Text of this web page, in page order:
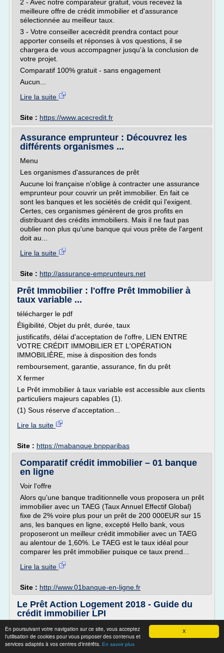
X
En poursuivant votre navigation sur ce site, vous acceptez
l'utilisation de cookies pour vous proposer des contenus et
services adaptés à vos centres d'intérêts. En savoir plus
2 - Avec notre comparateur gratuit, vous recevez la
meilleure offre de crédit immobilier et d'assurance
sélectionnée au meilleur taux.
3 - Votre conseiller acecrédit prendra contact pour
apporter conseils et réponses à vos questions, il se
chargera de vous accompagner jusqu'à la conclusion de
votre projet.
Comparatif 100% gratuit - sans engagement
Aucun...
Lire la suite
Site : https://www.acecredit.fr
Assurance emprunteur : Découvrez les
différents organismes ...
Menu
Les organismes d'assurances de prêt
Aucune loi française n'oblige à contracter une assurance
emprunteur pour couvrir un prêt immobilier. En fait ce
sont les banques et les sociétés de crédit qui l'exigent.
Certes, ces organismes génèrent de gros profits en
distribuant des crédits immobiliers. Mais il ne faut pas
oublier non plus qu'une banque qui vous prête de l'argent
doit au...
Lire la suite
Site : http://assurance-emprunteurs.net
Prêt Immobilier : l'offre Prêt Immobilier à
taux variable ...
télécharger le pdf
Éligibilité, Objet du prêt, durée, taux
justificatifs, délai d'acceptation de l'offre, LIEN ENTRE
VOTRE CRÉDIT IMMOBILIER ET L'OPÉRATION
IMMOBILIÈRE, mise à disposition des fonds
remboursement, garantie, assurance, fin du prêt
X fermer
Le Prêt immobilier à taux variable est accessible aux clients
particuliers majeurs capables (1).
(1) Sous réserve d'acceptation...
Lire la suite
Site : https://mabanque.bnpparibas
Comparatif crédit immobilier – 01 banque
en ligne
Voir l'offre
Alors qu'une banque traditionnelle vous proposera un prêt
immobilier avec un TAEG (Taux Annuel Effectif Global)
fixe de 2% voire plus pour un prêt de 200 000EUR sur 15
ans, les banques en ligne, excepté Hello bank, vous
proposeront un meilleur crédit immobilier avec un TAEG
au alentour de 1,60%. Le TAEG est le taux idéal pour
comparer les prêt immobilier puisque ce taux prend...
Lire la suite
Site : http://www.01banque-en-ligne.fr
Le Prêt Action Logement 2018 - Guide du
crédit immobilier LPI
6- Nos conseils
1- Le Prêt Action Logement en bref